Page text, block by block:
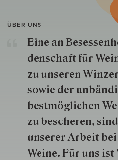
ÜBER UNS
Eine an
den­schaft für
zu unseren
so­wie der
best­mög­lich­en
zu besche­ren,
unserer Arbeit
Weine. Für uns ist